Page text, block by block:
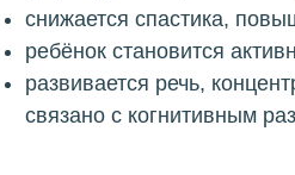
снижается спастика,
ребёнок становится
развивается речь,
связано с когнитивным